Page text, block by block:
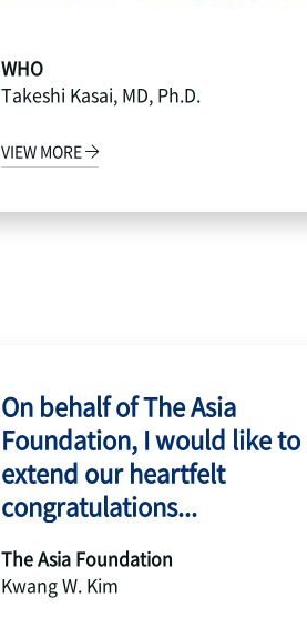
WHO
Takeshi Kasai, MD, Ph.D.
VIEW MORE
On behalf of The Asia
Foundation, I would like to
extend our heartfelt
congratulations...
The Asia Foundation
Kwang W. Kim